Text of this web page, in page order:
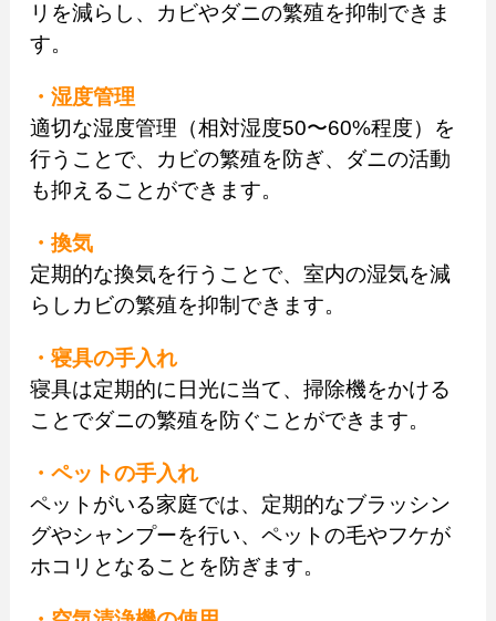
リを減らし、カビやダニの繁殖を抑制できま
す。
・湿度管理
適切な湿度管理（相対湿度50〜60%程度）を
行うことで、カビの繁殖を防ぎ、ダニの活動
も抑えることができます。
・換気
定期的な換気を行うことで、室内の湿気を減
らしカビの繁殖を抑制できます。
・寝具の手入れ
寝具は定期的に日光に当て、掃除機をかける
ことでダニの繁殖を防ぐことができます。
・ペットの手入れ
ペットがいる家庭では、定期的なブラッシン
グやシャンプーを行い、ペットの毛やフケが
ホコリとなることを防ぎます。